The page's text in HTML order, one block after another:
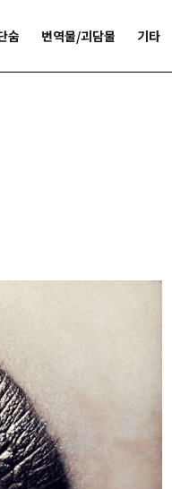
숨 번역물/괴담물 기타